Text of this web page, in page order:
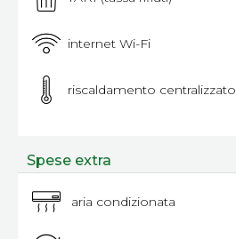
internet Wi-Fi
riscaldamento centralizzato
Spese extra
aria condizionata